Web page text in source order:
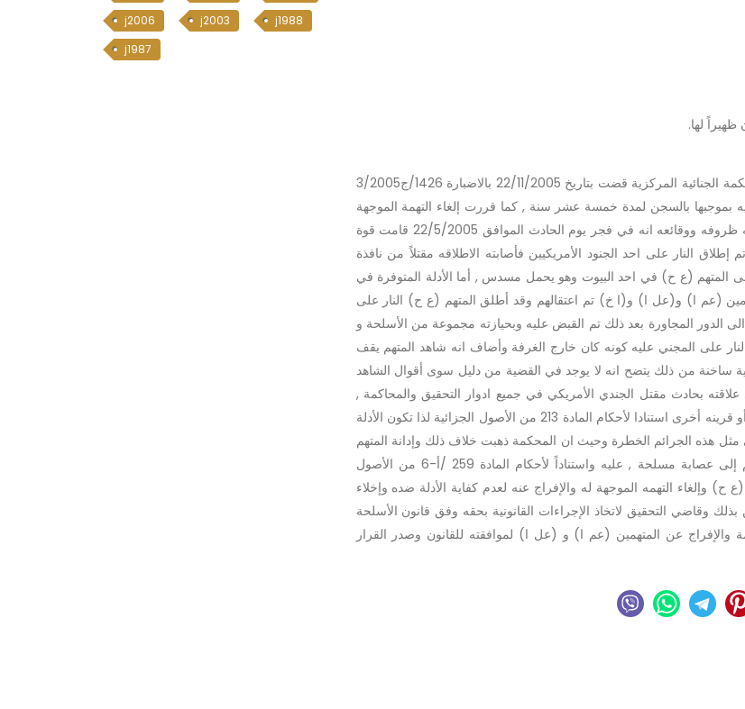
ظهيراً لها.
لدى التدقيق والمداولة من قبل الهيئة العامة لمحكمة التمييز وجد ان المحكمة الجنائية المركزية قضت بتاريخ 22/11/2005 بالاضبارة 1426/ج3/2005
الثاني ق.ع وحكمت عليه بموجبها بالسجن لمدة خمسة عشر سنة , كما قررت إلغاء التهمة الموجهة
للمتهمين (عم ا) و (عل ا) والإفراج عنهما , ويتلخص الحادث وكما أظهرته ظروفه ووقائعه انه في فجر يوم الحادث الموافق 22/5/2005 قامت قوة
النار على احد الجنود الأمريكيين فأصابته الاطلاقه مقتلاً من نافذة
المتهم (ع ح) في احد البيوت وهو يحمل مسدس , أما الأدلة المتوفرة في
(عم ا) و(عل ا) و(ا خ) تم اعتقالهم وقد أطلق المتهم (ع ح) النار على
الدور المجاورة بعد ذلك تم القبض عليه وبحيازته مجموعة من الأسلحة و
على المجني عليه كونه كان خارج الغرفة وأضاف انه شاهد المتهم يقف
ساخنة من ذلك يتضح انه لا يوجد في القضية من دليل سوى أقوال الشاهد
بحادث مقتل الجندي الأمريكي في جميع ادوار التحقيق والمحاكمة ,
وحيث ان الشهادة الواحدة لا تصلح أن تكون سبباً للحكم ما لم تعزز بدليل أو قرينه أخرى استنادا لأحكام المادة 213 من الأصول الجزائية لذا تكون الأدلة
هذه الجرائم الخطرة وحيث ان المحكمة ذهبت خلاف ذلك وإدانة المتهم
وحكمت عليه فيكون قرارها جانب الصواب وحيث لم يثبت أنتماء المتهم إلى عصابة مسلحة , عليه واستناداً لأحكام المادة 259 /أ-6 من الأصول
وإلغاء التهمه الموجهة له والإفراج عنه لعدم كفاية الأدلة ضده وإخلاء
وقاضي التحقيق لاتخاذ الإجراءات القانونية بحقه وفق قانون الأسلحة
والإفراج عن المتهمين (عم ا) و (عل ا) لموافقته للقانون وصدر القرار
j2006
j2003
j1988
j1987